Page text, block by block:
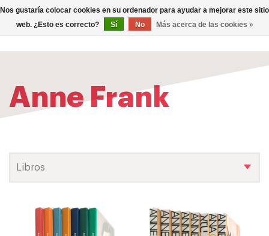
0
Anne Frank
Nos gustaría colocar cookies en su ordenador para ayudar a mejorar este sitio
web. ¿Esto es correcto?
Sí No Más acerca de las cookies »